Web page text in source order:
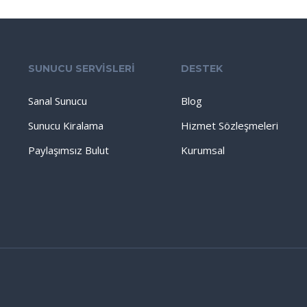
SUNUCU SERVİSLERİ
Sanal Sunucu
Sunucu Kiralama
Paylaşımsız Bulut
DESTEK
Blog
Hizmet Sözleşmeleri
Kurumsal